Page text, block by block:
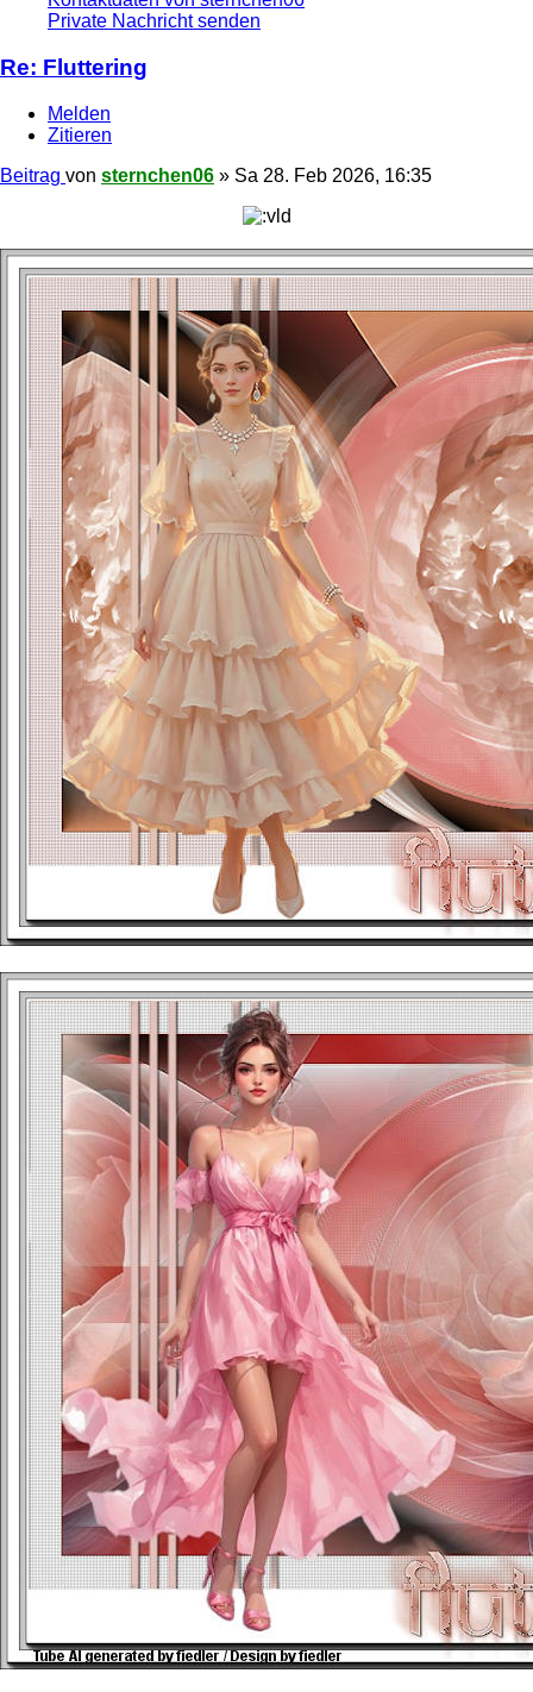
Private Nachricht senden
Re: Fluttering
Melden
Zitieren
Beitrag von sternchen06 » Sa 28. Feb 2026, 16:35